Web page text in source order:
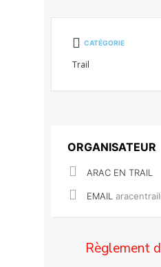
CATÉGORIE
Trail
ORGANISATEUR
ARAC EN TRAIL
EMAIL
Règlement